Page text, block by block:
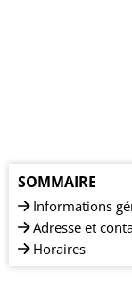
SOMMAIRE
Informations
Adresse et
Horaires